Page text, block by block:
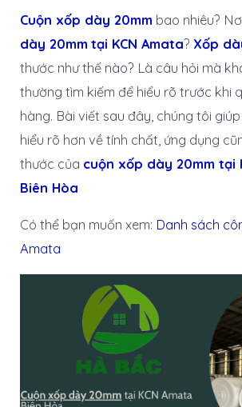
Cuộn xốp dày 20mm bao nhiêu?
dày 20mm tại KCN Amata? Xốp
thước như thế nào? Là câu hỏi mà
thường tìm kiếm để hiểu rõ trước khi
hàng. Bài viết sau đây, chúng tôi
hiểu rõ hơn về tính chất, ứng dụng
thước của cuộn xốp dày 20mm tại
Biên Hòa
Có thể bạn muốn xem: Danh sách
Amata